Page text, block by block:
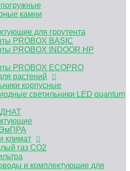
климат
газ CO2
и комплектующие для
вентиляторы
фильтры для гроубоксов
для обдува растений
запаха
для растений
субстрат GrowPlant
поддоны для растений
перлит
контейнеры Bagpot
горшок Bagpot
камни
для гроутента
PROBOX BASIC
PROBOX INDOOR HP
PROBOX ECOPRO
растений
корпусные
светильники LED quantum
климат
газ CO2
и комплектующие для